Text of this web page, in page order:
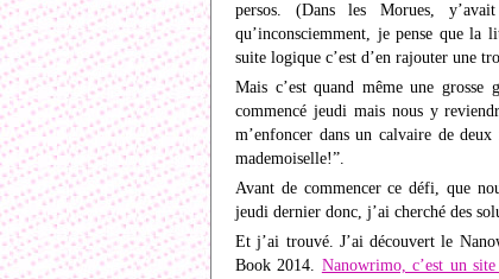
persos. (Dans les Morues,
qu’inconsciemment, je pense que la
suite logique c’est d’en rajouter une
Mais c’est quand même une
commencé jeudi mais nous y
m’enfoncer dans un calvaire de
mademoiselle!”.
Avant de commencer ce défi, que
jeudi dernier donc, j’ai cherché des
Et j’ai trouvé. J’ai découvert le
Book 2014. Nanowrimo, c’est un